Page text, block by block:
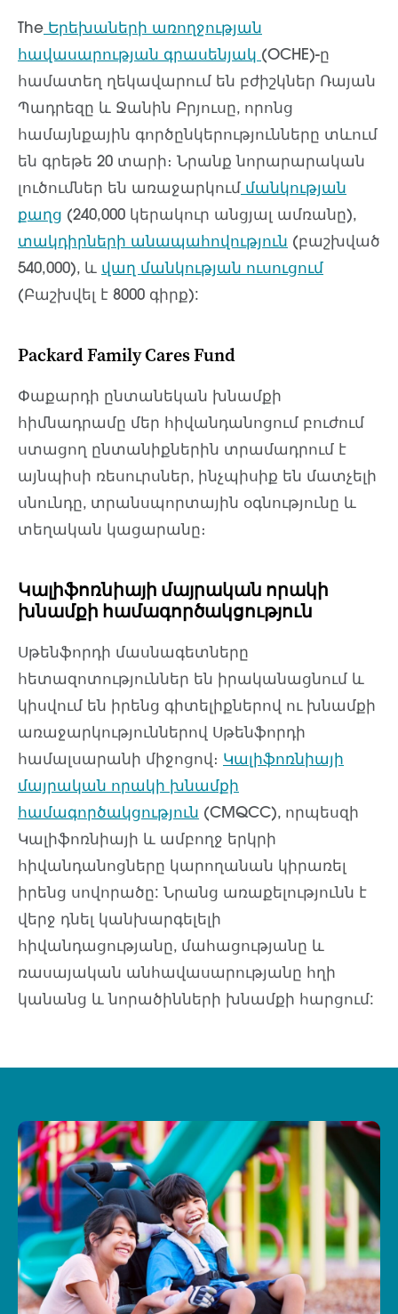
The Երեխաների առողջության
հավասարության գրասենյակ (OCHE)-ը
համատեղ ղեկավարում են բժիշկներ Ռայան
Պադրեզը և Ջանին Բրյուսը, որոնց
համայնքային գործընկերությունները տևում
են գրեթե 20 տարի։ Նրանք նորարարական
լուծումներ են առաջարկում մանկության
քաղց (240,000 կերակուր անցյալ ամռանը),
տակդիրների անապահովություն (բաշխված
540,000), և վաղ մանկության ուսուցում
(Բաշխվել է 8000 գիրք):
Packard Family Cares Fund
Փաքարդի ընտանեկան խնամքի
հիմնադրամը մեր հիվանդանոցում բուժում
ստացող ընտանիքներին տրամադրում է
այնպիսի ռեսուրսներ, ինչպիսիք են մատչելի
սնունդը, տրանսպորտային օգնությունը և
տեղական կացարանը։
Կալիֆոռնիայի մայրական որակի
խնամքի համագործակցություն
Սթենֆորդի մասնագետները
հետազոտություններ են իրականացնում և
կիսվում են իրենց գիտելիքներով ու խնամքի
առաջարկություններով Սթենֆորդի
համալսարանի միջոցով։ Կալիֆոռնիայի
մայրական որակի խնամքի
համագործակցություն (CMQCC), որպեսզի
Կալիֆոռնիայի և ամբողջ երկրի
հիվանդանոցները կարողանան կիրառել
իրենց սովորածը: Նրանց առաքելությունն է
վերջ դնել կանխարգելելի
հիվանդացությանը, մահացությանը և
ռասայական անհավասարությանը հղի
կանանց և նորածինների խնամքի հարցում: